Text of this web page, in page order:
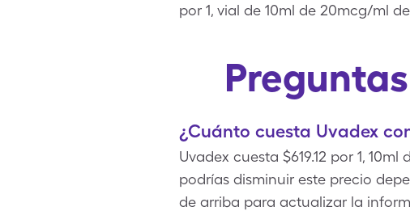
por 1, vial de 10ml de 20mcg/ml
¿Cuánto cuesta Uvadex
Uvadex cuesta $619.12 por 1,
podrías disminuir este precio
de arriba para actualizar la